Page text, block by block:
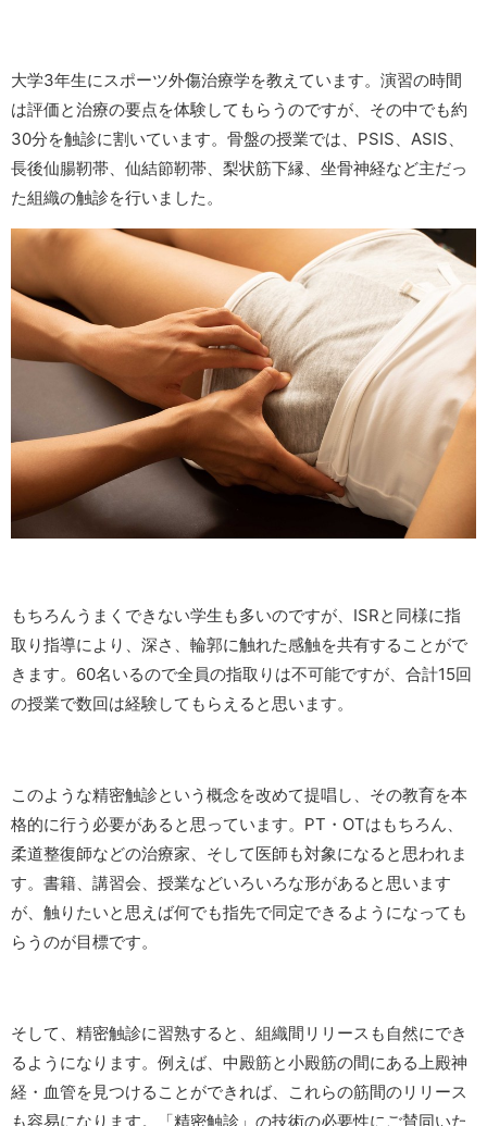
大学3年生にスポーツ外傷治療学を教えています。演習の時間
は評価と治療の要点を体験してもらうのですが、その中でも約
30分を触診に割いています。骨盤の授業では、PSIS、ASIS、
長後仙腸靭帯、仙結節靭帯、梨状筋下縁、坐骨神経など主だっ
た組織の触診を行いました。
もちろんうまくできない学生も多いのですが、ISRと同様に指
取り指導により、深さ、輪郭に触れた感触を共有することがで
きます。60名いるので全員の指取りは不可能ですが、合計15回
の授業で数回は経験してもらえると思います。
このような精密触診という概念を改めて提唱し、その教育を本
格的に行う必要があると思っています。PT・OTはもちろん、
柔道整復師などの治療家、そして医師も対象になると思われま
す。書籍、講習会、授業などいろいろな形があると思います
が、触りたいと思えば何でも指先で同定できるようになっても
らうのが目標です。
そして、精密触診に習熟すると、組織間リリースも自然にでき
るようになります。例えば、中殿筋と小殿筋の間にある上殿神
経・血管を見つけることができれば、これらの筋間のリリース
も容易になります。「精密触診」の技術の必要性にご賛同いた